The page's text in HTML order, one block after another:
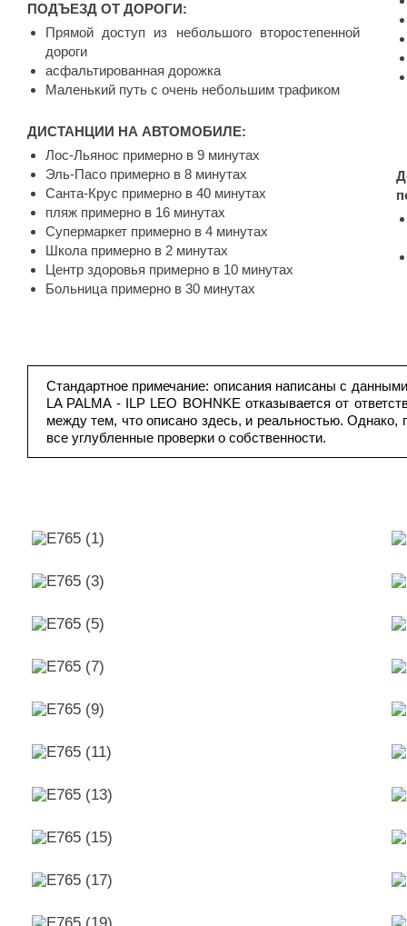
ПОДЪЕЗД ОТ ДОРОГИ:
Прямой доступ из небольшого второстепенной
дороги
асфальтированная дорожка
Маленький путь с очень небольшим трафиком
ДИСТАНЦИИ НА АВТОМОБИЛЕ:
Лос-Льянос примерно в 9 минутах
Эль-Пасо примерно в 8 минутах
Санта-Крус примерно в 40 минутах
пляж примерно в 16 минутах
Супермаркет примерно в 4 минутах
Школа примерно в 2 минутах
Центр здоровья примерно в 10 минутах
Больница примерно в 30 минутах
Стандартное примечание: описания написаны с
LA PALMA - ILP LEO BOHNKE отказывается от
между тем, что описано здесь, и реальностью.
все углубленные проверки о собственности.